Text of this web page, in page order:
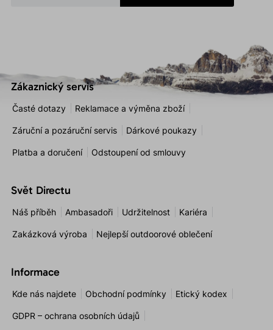
Zákaznický servis
Časté dotazy Reklamace a výměna zboží
Záruční a pozáruční servis Dárkové poukazy
Platba a doručení Odstoupení od smlouvy
Svět Directu
Náš příběh Ambasadoři Udržitelnost Kariéra
Zakázková výroba Nejlepší outdoorové oblečení
Informace
Kde nás najdete Obchodní podmínky Etický kodex
GDPR – ochrana osobních údajů